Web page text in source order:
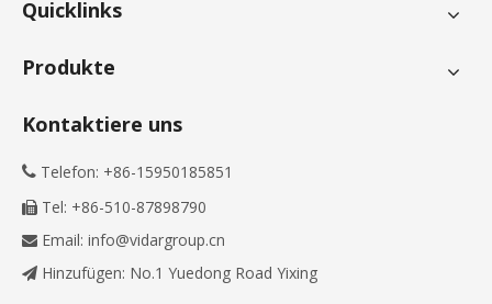
Quicklinks
Produkte
Kontaktiere uns
 Telefon: +86-15950185851
 Tel: +86-510-87898790
 Email: info@vidargroup.cn
 Hinzufügen: No.1 Yuedong Road Yixing